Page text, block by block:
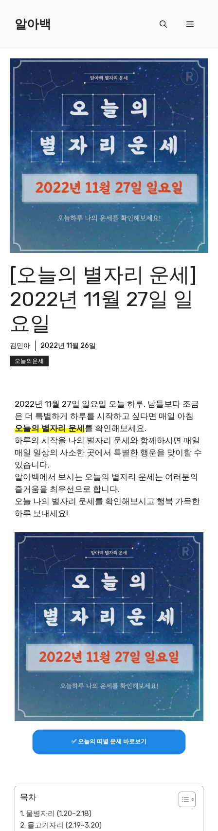
content알아백 Menu
[오늘의 별자리 운세]
2022년 11월 27일 일
요일
김민아 2022년 11월 26일
오늘의운세
2022년 11월 27일 일요일 오늘 하루, 남들보다 조금
은 더 특별하게 하루를 시작하고 싶다면 매일 아침
오늘의 별자리 운세를 확인해보세요.
하루의 시작을 나의 별자리 운세와 함께하시면 매일
매일 일상의 사소한 곳에서 특별한 행운을 맞이할 수
있습니다.
알아백에서 보시는 오늘의 별자리 운세는 여러분의
즐거움을 최우선으로 합니다.
오늘 나의 별자리 운세를 확인해보시고 행복 가득한
하루 보내세요!
✅ 오늘의 띠별 운세 바로보기
목차
물병자리 (1.20~2.18)
물고기자리 (2.19~3.20)